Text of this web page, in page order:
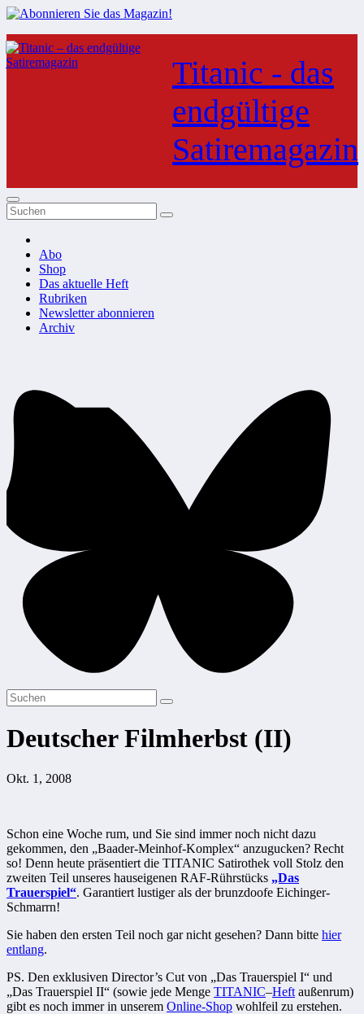
Zum
Inhalt
springen
Titanic - das
endgültige
Satiremagazin
Abo
Shop
Das aktuelle Heft
Rubriken
Newsletter abonnieren
Archiv
Deutscher Filmherbst (II)
Okt. 1, 2008
Schon eine Woche rum, und Sie sind immer noch nicht dazu
gekommen, den „Baader-Meinhof-Komplex“ anzugucken? Recht
so! Denn heute präsentiert die TITANIC Satirothek voll Stolz den
zweiten Teil unseres hauseigenen RAF-Rührstücks „Das
Trauerspiel“. Garantiert lustiger als der brunzdoofe Eichinger-
Schmarrn!
Sie haben den ersten Teil noch gar nicht gesehen? Dann bitte hier
entlang.
PS. Den exklusiven Director’s Cut von „Das Trauerspiel I“ und
„Das Trauerspiel II“ (sowie jede Menge TITANIC–Heft außenrum)
gibt es noch immer in unserem Online-Shop wohlfeil zu erstehen.